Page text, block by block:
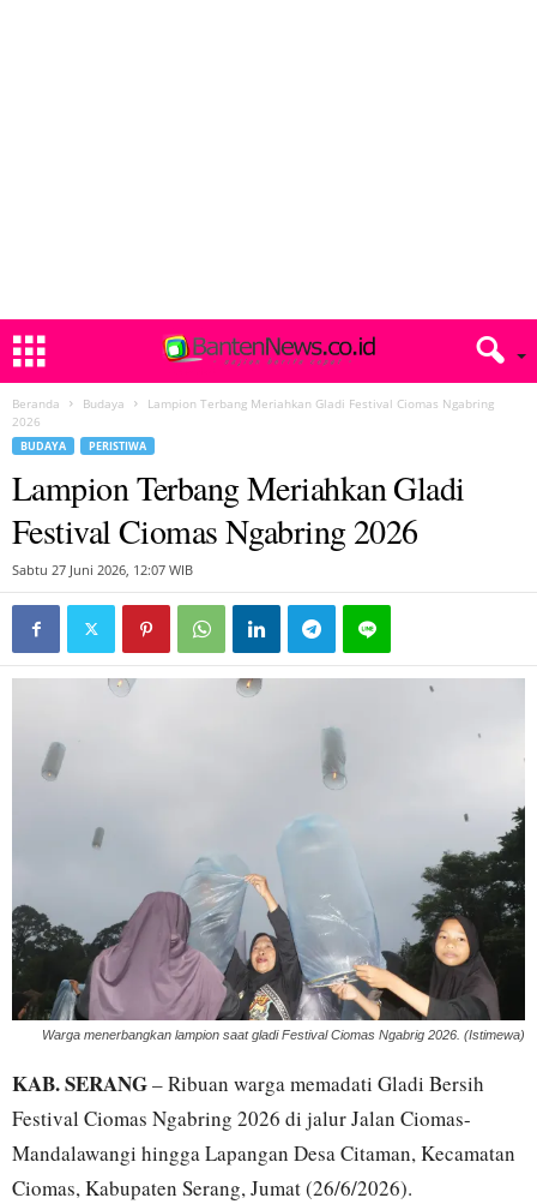
Beranda Budaya
Lampion Terbang Meriahkan Gladi Festival Ciomas Ngabring
2026
BUDAYA PERISTIWA
Lampion Terbang Meriahkan Gladi
Festival Ciomas Ngabring 2026
Sabtu 27 Juni 2026, 12:07 WIB
Warga menerbangkan lampion saat gladi Festival Ciomas Ngabrig 2026. (Istimewa)
KAB. SERANG– Ribuan warga memadati Gladi Bersih
Festival Ciomas Ngabring 2026 di jalur Jalan Ciomas-
Mandalawangi hingga Lapangan Desa Citaman, Kecamatan
Ciomas, Kabupaten Serang, Jumat (26/6/2026).